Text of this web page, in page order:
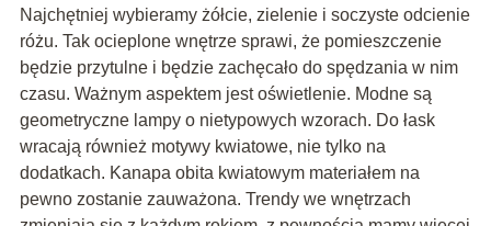
Najchętniej wybieramy żółcie, zielenie i soczyste odcienie
różu. Tak ocieplone wnętrze sprawi, że pomieszczenie
będzie przytulne i będzie zachęcało do spędzania w nim
czasu. Ważnym aspektem jest oświetlenie. Modne są
geometryczne lampy o nietypowych wzorach. Do łask
wracają również motywy kwiatowe, nie tylko na
dodatkach. Kanapa obita kwiatowym materiałem na
pewno zostanie zauważona. Trendy we wnętrzach